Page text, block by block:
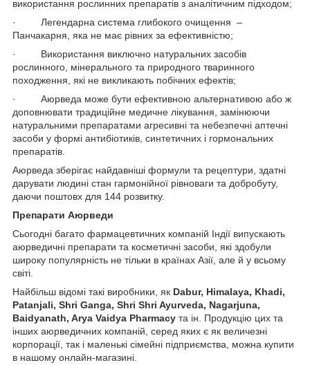
використання рослинних препаратів з аналітичним підходом;
· Легендарна система глибокого очищення –
Панчакарня, яка не має рівних за ефективністю;
· Використання виключно натуральних засобів
рослинного, мінерального та природного тваринного
походження, які не викликають побічних ефектів;
· Аюрведа може бути ефективною альтернативою або ж
доповнювати традиційне медичне лікування, замінюючи
натуральними препаратами агресивні та небезпечні аптечні
засоби у формі антибіотиків, синтетичних і гормональних
препаратів.
Аюрведа зберігає найдавніші формули та рецептури, здатні
дарувати людині стан гармонійної рівноваги та добробуту,
даючи поштовх для 144 розвитку.
Препарати Аюрведи
Сьогодні багато фармацевтичних компаній Індії випускають
аюрведичні препарати та косметичні засоби, які здобули
широку популярність не тільки в країнах Азії, але й у всьому
світі.
Найбільш відомі такі виробники, як Dabur, Himalaya, Khadi,
Patanjali, Shri Ganga, Shri Shri Ayurveda, Nagarjuna,
Baidyanath, Arya Vaidya Pharmacy та ін. Продукцію цих та
інших аюрведичних компаній, серед яких є як величезні
корпорації, так і маленькі сімейні підприємства, можна купити
в нашому онлайн-магазині.